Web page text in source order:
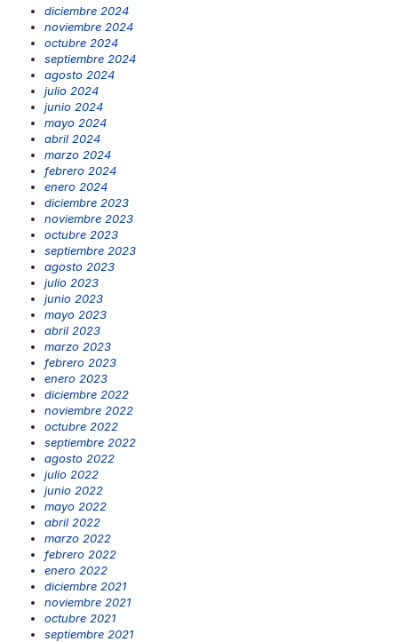
diciembre 2024
noviembre 2024
octubre 2024
septiembre 2024
agosto 2024
julio 2024
junio 2024
mayo 2024
abril 2024
marzo 2024
febrero 2024
enero 2024
diciembre 2023
noviembre 2023
octubre 2023
septiembre 2023
agosto 2023
julio 2023
junio 2023
mayo 2023
abril 2023
marzo 2023
febrero 2023
enero 2023
diciembre 2022
noviembre 2022
octubre 2022
septiembre 2022
agosto 2022
julio 2022
junio 2022
mayo 2022
abril 2022
marzo 2022
febrero 2022
enero 2022
diciembre 2021
noviembre 2021
octubre 2021
septiembre 2021